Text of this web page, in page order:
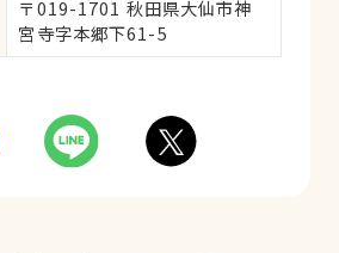
〒019-1701 秋田県大仙市神
宮寺字本郷下61-5